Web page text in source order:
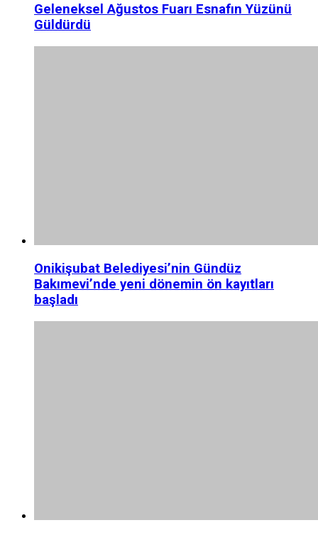
Geleneksel Ağustos Fuarı Esnafın Yüzünü
Güldürdü
Onikişubat Belediyesi’nin Gündüz
Bakımevi’nde yeni dönemin ön kayıtları
başladı